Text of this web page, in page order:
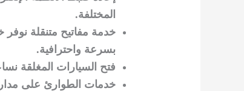
المختلفة.
خدمة مفاتيح متنقلة
بسرعة واحترافية.
فتح السيارات المغلقة
خدمات الطوارئ على مدار